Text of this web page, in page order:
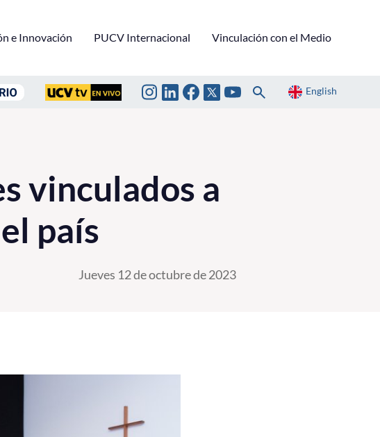
e Innovación PUCV Internacional Vinculación con el Medio
English
vinculados a
país
Jueves 12 de octubre de 2023